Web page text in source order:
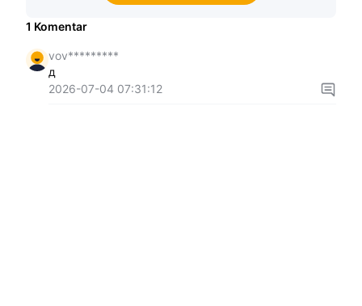
1 Komentar
vov*********
д
2026-07-04 07:31:12